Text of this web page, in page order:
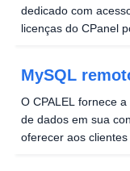
dedicado com
licenças do CPanel
MySQL
O CPALEL fornece
de dados em sua
oferecer aos